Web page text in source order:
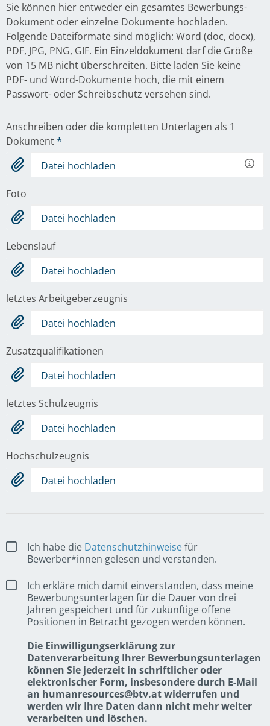
Sie können hier entweder ein gesamtes Bewerbungs-
Dokument oder einzelne Dokumente hochladen.
Folgende Dateiformate sind möglich: Word (doc, docx),
PDF, JPG, PNG, GIF. Ein Einzeldokument darf die Größe
von 15 MB nicht überschreiten. Bitte laden Sie keine
PDF- und Word-Dokumente hoch, die mit einem
Passwort- oder Schreibschutz versehen sind.
Anschreiben oder die kompletten Unterlagen als 1
Dokument*
Datei hochladen
Foto
Datei hochladen
Lebenslauf
Datei hochladen
letztes Arbeitgeberzeugnis
Datei hochladen
Zusatzqualifikationen
Datei hochladen
letztes Schulzeugnis
Datei hochladen
Hochschulzeugnis
Datei hochladen
Ich habe die Datenschutzhinweisefür
Bewerber*innen gelesen und verstanden.
Ich erkläre mich damit einverstanden, dass meine
Bewerbungsunterlagen für die Dauer von drei
Jahren gespeichert und für zukünftige offene
Positionen in Betracht gezogen werden können.
Die Einwilligungserklärung zur
Datenverarbeitung Ihrer Bewerbungsunterlagen
können Sie jederzeit in schriftlicher oder
elektronischer Form, insbesondere durch E-Mail
an humanresources@btv.at widerrufen und
werden wir Ihre Daten dann nicht mehr weiter
verarbeiten und löschen.